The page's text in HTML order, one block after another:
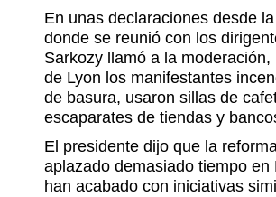
En unas declaraciones desde
donde se reunió con los
Sarkozy llamó a la
de Lyon los manifestantes
de basura, usaron sillas de
escaparates de tiendas y
El presidente dijo que la
aplazado demasiado tiempo
han acabado con iniciativas